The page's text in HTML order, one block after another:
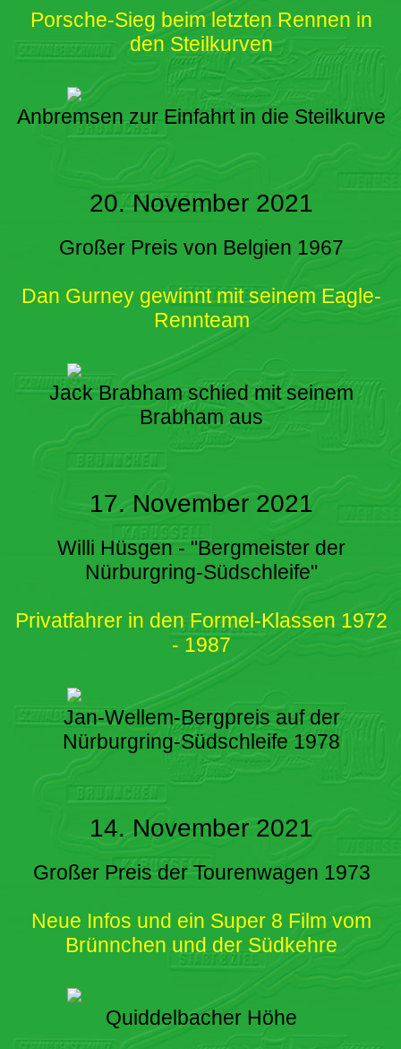
Porsche-Sieg beim letzten Rennen in
den Steilkurven
Anbremsen zur Einfahrt in die Steilkurve
20. November 2021
Großer Preis von Belgien 1967
Dan Gurney gewinnt mit seinem Eagle-
Rennteam
Jack Brabham schied mit seinem
Brabham aus
17. November 2021
Willi Hüsgen - "Bergmeister der
Nürburgring-Südschleife"
Privatfahrer in den Formel-Klassen 1972
- 1987
Jan-Wellem-Bergpreis auf der
Nürburgring-Südschleife 1978
14. November 2021
Großer Preis der Tourenwagen 1973
Neue Infos und ein Super 8 Film vom
Brünnchen und der Südkehre
Quiddelbacher Höhe